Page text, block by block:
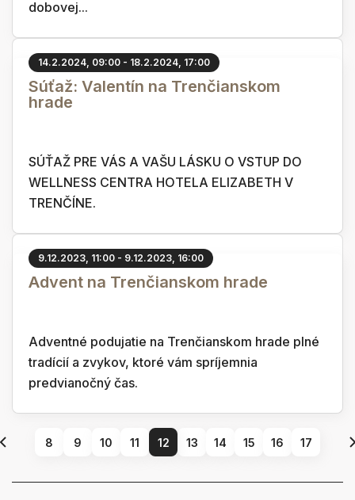
dobovej...
14.2.2024, 09:00 - 18.2.2024, 17:00
Súťaž: Valentín na Trenčianskom
hrade
SÚŤAŽ PRE VÁS A VAŠU LÁSKU O VSTUP DO
WELLNESS CENTRA HOTELA ELIZABETH V
TRENČÍNE.
9.12.2023, 11:00 - 9.12.2023, 16:00
Advent na Trenčianskom hrade
Adventné podujatie na Trenčianskom hrade plné
tradícií a zvykov, ktoré vám spríjemnia
predvianočný čas.
8 9 10 11 12 13 14 15 16 17